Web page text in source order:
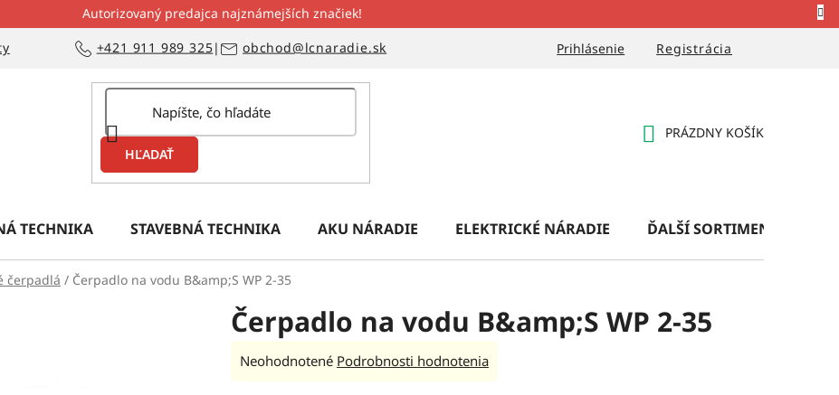
Autorizovaný predajca najznámejších značiek!
Prihlásenie Registrácia
+421 911 989 325| obchod@lcnaradie.sk
HĽADAŤ
PRÁZDNY KOŠÍK
TECHNIKA STAVEBNÁ TECHNIKA AKU NÁRADIE ELEKTRICKÉ NÁRADIE ĎALŠÍ SORTIMENT
čerpadlá / Čerpadlo na vodu B&amp;S WP 2-35
Čerpadlo na vodu B&amp;S WP 2-35
Priemerné
Neohodnotené Podrobnosti hodnotenia